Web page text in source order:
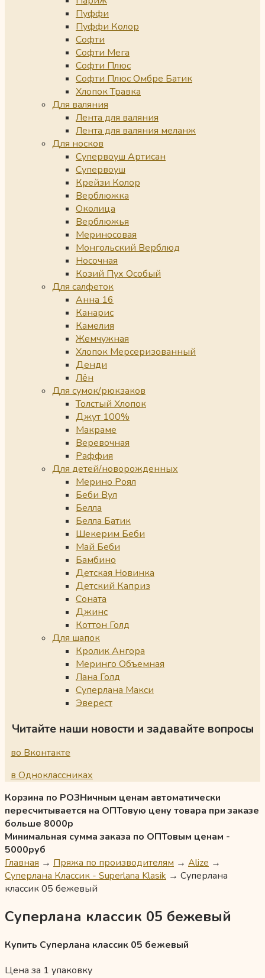
Пуффи
Пуффи Колор
Софти
Софти Мега
Софти Плюс
Софти Плюс Омбре Батик
Хлопок Травка
Для валяния
Лента для валяния
Лента для валяния меланж
Для носков
Супервоуш Артисан
Супервоуш
Крейзи Колор
Верблюжка
Околица
Верблюжья
Мериносовая
Монгольский Верблюд
Носочная
Козий Пух Особый
Для салфеток
Анна 16
Канарис
Камелия
Жемчужная
Хлопок Мерсеризованный
Денди
Лён
Для сумок/рюкзаков
Толстый Хлопок
Джут 100%
Макраме
Веревочная
Раффия
Для детей/новорожденных
Мерино Роял
Беби Вул
Белла
Белла Батик
Шекерим Беби
Май Беби
Бамбино
Детская Новинка
Детский Каприз
Соната
Джинс
Коттон Голд
Для шапок
Кролик Ангора
Меринго Объемная
Лана Голд
Суперлана Макси
Эверест
Читайте наши новости и задавайте вопросы
во Вконтакте
в Одноклассниках
Корзина по РОЗНичным ценам автоматически
пересчитывается на ОПТовую цену товара при заказе
больше 8000р
Минимальная сумма заказа по ОПТовым ценам -
5000руб
Главная → Пряжа по производителям → Alize →
Суперлана Классик - Superlana Klasik → Суперлана
классик 05 бежевый
Суперлана классик 05 бежевый
Купить Суперлана классик 05 бежевый
Цена за 1 упаковку